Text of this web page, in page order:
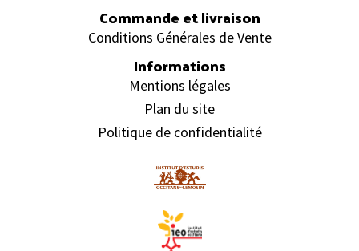
Commande et livraison
Conditions Générales de Vente
Informations
Mentions légales
Plan du site
Politique de confidentialité